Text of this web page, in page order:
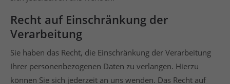
Recht auf Einschränkung der
Verarbeitung
Sie haben das Recht, die Einschränkung der Verarbeitung
Ihrer personenbezogenen Daten zu verlangen. Hierzu
können Sie sich jederzeit an uns wenden. Das Recht auf